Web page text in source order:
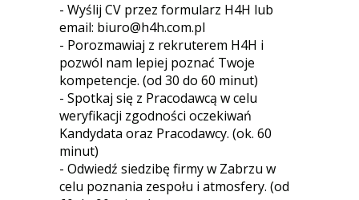
- Wyślij CV przez formularz H4H lub
email: biuro@h4h.com.pl
- Porozmawiaj z rekruterem H4H i
pozwól nam lepiej poznać Twoje
kompetencje. (od 30 do 60 minut)
- Spotkaj się z Pracodawcą w celu
weryfikacji zgodności oczekiwań
Kandydata oraz Pracodawcy. (ok. 60
minut)
- Odwiedź siedzibę firmy w Zabrzu w
celu poznania zespołu i atmosfery. (od